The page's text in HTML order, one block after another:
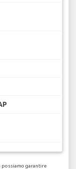
possiamo garantire